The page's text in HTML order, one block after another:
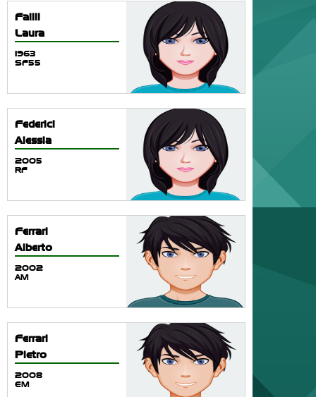
Failli
Laura
1963
SF55
Federici
Alessia
2005
RF
Ferrari
Alberto
2002
AM
Ferrari
Pietro
2008
EM